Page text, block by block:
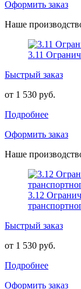
Оформить заказ
Наше
3.11
Быстрый заказ
от 1 530 руб.
Подробнее
Оформить заказ
Наше
3.12
Быстрый заказ
от 1 530 руб.
Подробнее
Оформить заказ